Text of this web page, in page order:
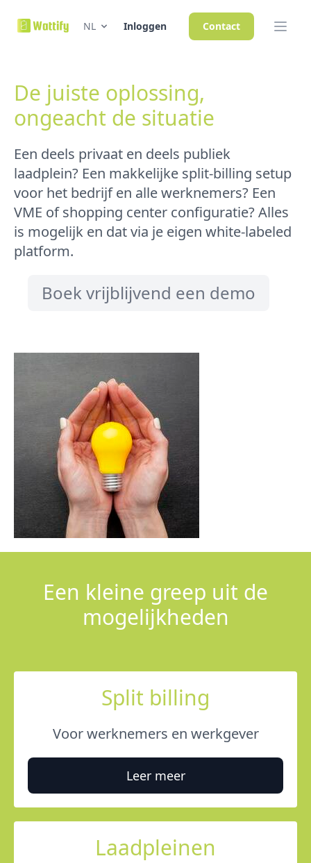
NL Inloggen Contact
De juiste oplossing,
ongeacht de situatie
Een deels privaat en deels publiek
laadplein? Een makkelijke split-billing setup
voor het bedrijf en alle werknemers? Een
VME of shopping center configuratie? Alles
is mogelijk en dat via je eigen white-labeled
platform.
Boek vrijblijvend een demo
Een kleine greep uit de
mogelijkheden
Split billing
Voor werknemers en werkgever
Leer meer
Laadpleinen